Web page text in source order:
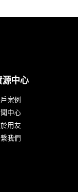
源中心
案例
中心
用友
我們